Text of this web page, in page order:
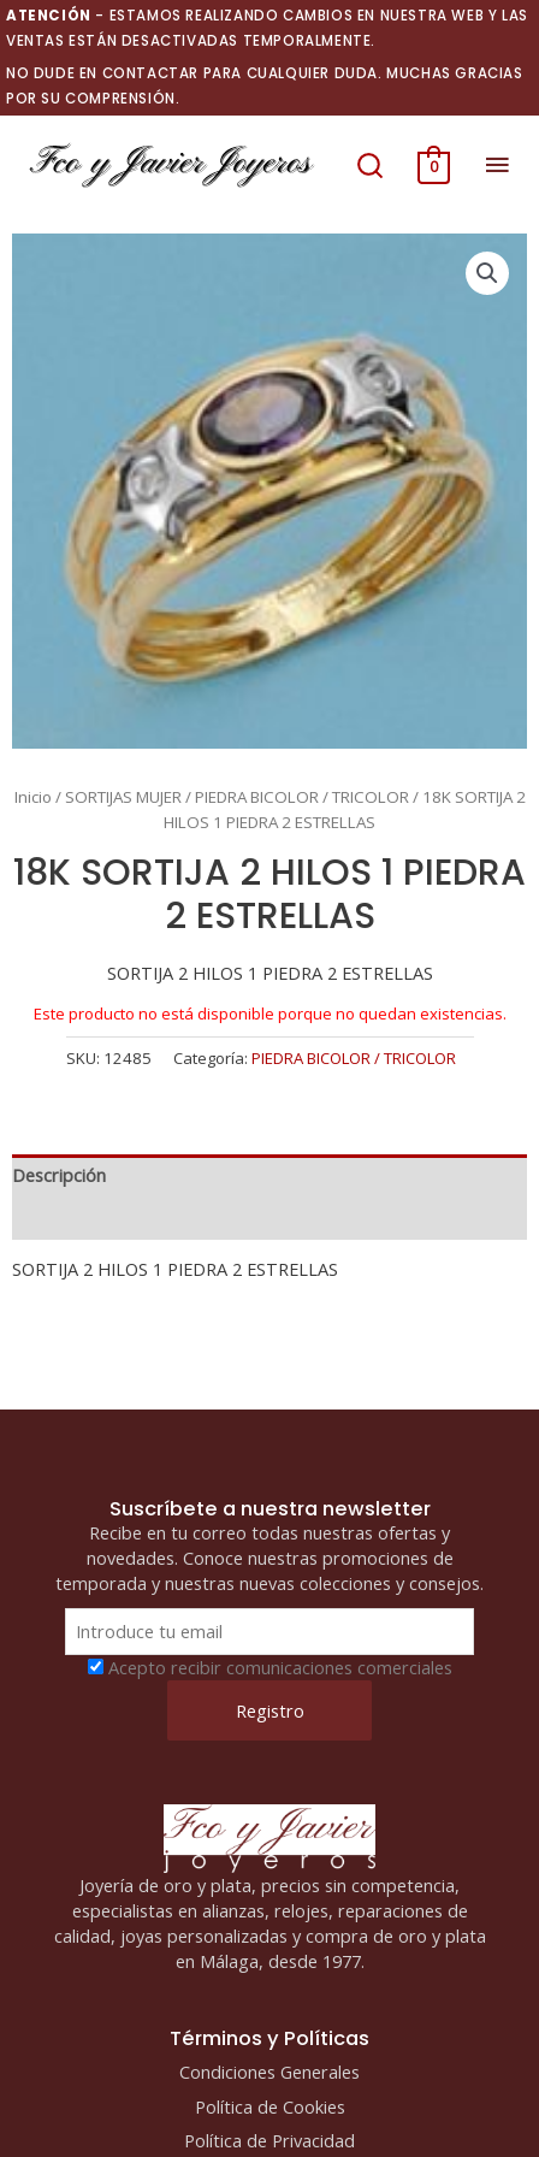
Ir
al
contenido
ATENCIÓN - ESTAMOS REALIZANDO CAMBIOS EN NUESTRA WEB Y LAS
VENTAS ESTÁN DESACTIVADAS TEMPORALMENTE.
NO DUDE EN CONTACTAR PARA CUALQUIER DUDA. MUCHAS GRACIAS
POR SU COMPRENSIÓN.
0
Inicio / SORTIJAS MUJER / PIEDRA BICOLOR / TRICOLOR / 18K SORTIJA 2
HILOS 1 PIEDRA 2 ESTRELLAS
18K SORTIJA 2 HILOS 1 PIEDRA
2 ESTRELLAS
SORTIJA 2 HILOS 1 PIEDRA 2 ESTRELLAS
Este producto no está disponible porque no quedan existencias.
SKU: 12485 Categoría: PIEDRA BICOLOR / TRICOLOR
Descripción
SORTIJA 2 HILOS 1 PIEDRA 2 ESTRELLAS
Suscríbete a nuestra newsletter
Recibe en tu correo todas nuestras ofertas y
novedades. Conoce nuestras promociones de
temporada y nuestras nuevas colecciones y consejos.
Acepto recibir comunicaciones comerciales
Joyería de oro y plata, precios sin competencia,
especialistas en alianzas, relojes, reparaciones de
calidad, joyas personalizadas y compra de oro y plata
en Málaga, desde 1977.
Términos y Políticas
Condiciones Generales
Política de Cookies
Política de Privacidad